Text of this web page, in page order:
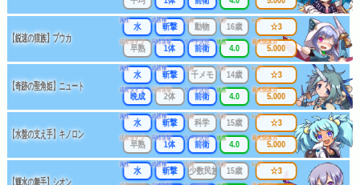
【鋭速の猫族】プウカ
属性
水
武器種
斬撃
出身
動物
年齢
16歳
成長タイプ
早熟
同時攻撃
1体
リーチ区分
前衛
連携
4.0
レア
☆3
最大防護力
5.000
【奇跡の聖角姫】ニュート
属性
水
武器種
斬撃
出身
千メモ
年齢
14歳
成長タイプ
晩成
同時攻撃
2体
リーチ区分
前衛
連携
4.0
レア
☆3
最大防護力
5.000
【水盤の支え手】キノロン
属性
水
武器種
斬撃
出身
科学
年齢
15歳
成長タイプ
早熟
同時攻撃
1体
リーチ区分
前衛
連携
4.0
レア
☆3
最大防護力
5.000
【輝水の舞手】シオン
属性
水
武器種
斬撃
出身
少数民族
年齢
15歳
レア
☆3